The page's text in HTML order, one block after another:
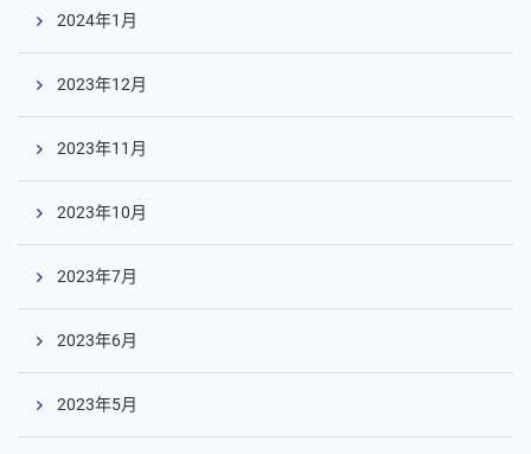
2024年1月
2023年12月
2023年11月
2023年10月
2023年7月
2023年6月
2023年5月